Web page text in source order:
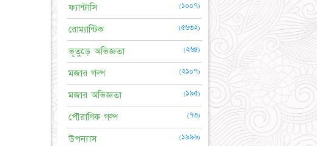
ফ্যান্টাসি (১০০৭)
রোম্যান্টিক (৫৬৩২)
ভূতুড়ে অভিজ্ঞতা (২৬৪)
মজার গল্প (২১০৭)
মজার অভিজ্ঞতা (১৯৫)
পৌরাণিক গল্প (৭৩)
উপন্যাস (১৯৯৬)